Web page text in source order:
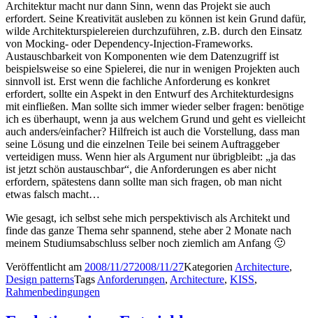
Architektur macht nur dann Sinn, wenn das Projekt sie auch
erfordert. Seine Kreativität ausleben zu können ist kein Grund dafür,
wilde Architekturspielereien durchzuführen, z.B. durch den Einsatz
von Mocking- oder Dependency-Injection-Frameworks.
Austauschbarkeit von Komponenten wie dem Datenzugriff ist
beispielsweise so eine Spielerei, die nur in wenigen Projekten auch
sinnvoll ist. Erst wenn die fachliche Anforderung es konkret
erfordert, sollte ein Aspekt in den Entwurf des Architekturdesigns
mit einfließen. Man sollte sich immer wieder selber fragen: benötige
ich es überhaupt, wenn ja aus welchem Grund und geht es vielleicht
auch anders/einfacher? Hilfreich ist auch die Vorstellung, dass man
seine Lösung und die einzelnen Teile bei seinem Auftraggeber
verteidigen muss. Wenn hier als Argument nur übrigbleibt: „ja das
ist jetzt schön austauschbar“, die Anforderungen es aber nicht
erfordern, spätestens dann sollte man sich fragen, ob man nicht
etwas falsch macht…
Wie gesagt, ich selbst sehe mich perspektivisch als Architekt und
finde das ganze Thema sehr spannend, stehe aber 2 Monate nach
meinem Studiumsabschluss selber noch ziemlich am Anfang 🙂
Veröffentlicht am 2008/11/272008/11/27Kategorien Architecture,
Design patternsTags Anforderungen, Architecture, KISS,
Rahmenbedingungen